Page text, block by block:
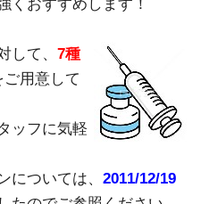
くおすすめします！
て、 7種
ご用意して
ッフに気軽
ついては、 2011/12/19